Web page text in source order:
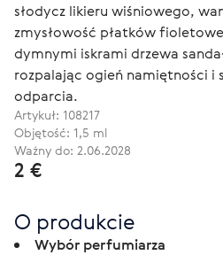
słodycz likieru wiśniowego,
zmysłowość płatków
dymnymi iskrami drzewa
rozpalając ogień namiętności i
odparcia.
Artykuł: 108217
Objętość: 1,5 ml
Ważny do: 2.06.2028
2 €
O produkcie
Wybór perfumiarza